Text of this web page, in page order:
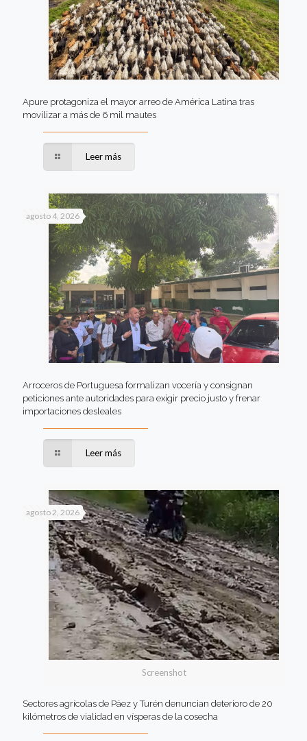
Apure protagoniza el mayor arreo de América Latina tras
movilizar a más de 6 mil mautes
Leer más
agosto 4, 2026
Arroceros de Portuguesa formalizan vocería y consignan
peticiones ante autoridades para exigir precio justo y frenar
importaciones desleales
Leer más
Screenshot
agosto 2, 2026
Sectores agrícolas de Páez y Turén denuncian deterioro de 20
kilómetros de vialidad en vísperas de la cosecha